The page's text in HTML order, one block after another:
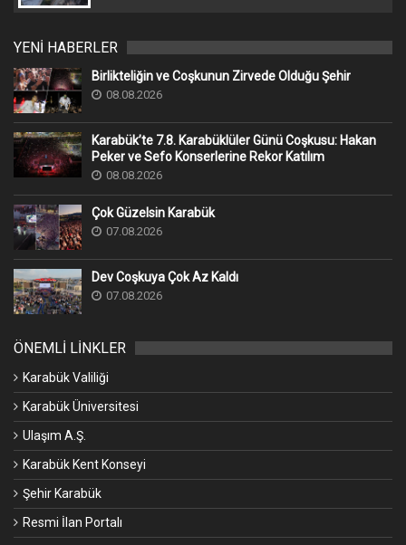
YENİ HABERLER
Birlikteliğin ve Coşkunun Zirvede Olduğu Şehir
08.08.2026
Karabük’te 7.8. Karabüklüler Günü Coşkusu: Hakan
Peker ve Sefo Konserlerine Rekor Katılım
08.08.2026
Çok Güzelsin Karabük
07.08.2026
Dev Coşkuya Çok Az Kaldı
07.08.2026
ÖNEMLİ LİNKLER
Karabük Valiliği
Karabük Üniversitesi
Ulaşım A.Ş.
Karabük Kent Konseyi
Şehir Karabük
Resmi İlan Portalı